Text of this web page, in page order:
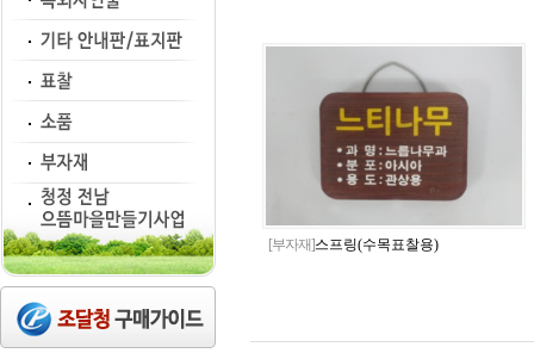
[부자재]스프링(수목표찰용)